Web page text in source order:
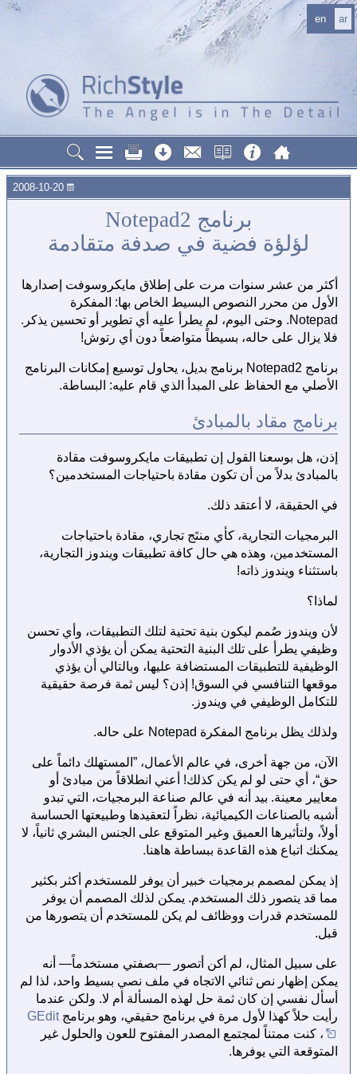
en ar
2008-10-20
برنامج Notepad2
لؤلؤة فضية في صدفة متقادمة
أكثر من عشر سنوات مرت على إطلاق مايكروسوفت إصدارها
الأول من محرر النصوص البسيط الخاص بها: المفكرة
Notepad. وحتى اليوم، لم يطرأ عليه أي تطوير أو تحسين يذكر.
فلا يزال على حاله، بسيطاً متواضعاً دون أي رتوش!
برنامج Notepad2 برنامج بديل، يحاول توسيع إمكانات البرنامج
الأصلي مع الحفاظ على المبدأ الذي قام عليه: البساطة.
برنامج مقاد بالمبادئ
إذن، هل بوسعنا القول إن تطبيقات مايكروسوفت مقادة
بالمبادئ بدلاً من أن تكون مقادة باحتياجات المستخدمين؟
في الحقيقة، لا أعتقد ذلك.
البرمجيات التجارية، كأي منتَج تجاري، مقادة باحتياجات
المستخدمين، وهذه هي حال كافة تطبيقات ويندوز التجارية،
باستثناء ويندوز ذاته!
لماذا؟
لأن ويندوز صُمم ليكون بنية تحتية لتلك التطبيقات، وأي تحسن
وظيفي يطرأ على تلك البنية التحتية يمكن أن يؤذي الأدوار
الوظيفية للتطبيقات المستضافة عليها، وبالتالي أن يؤذي
موقعها التنافسي في السوق! إذن؟ ليس ثمة فرصة حقيقية
للتكامل الوظيفي في ويندوز.
ولذلك يظل برنامج المفكرة Notepad على حاله.
الآن، من جهة أخرى، في عالم الأعمال، ”المستهلك دائماً على
حق“، أي حتى لو لم يكن كذلك! أعني انطلاقاً من مبادئ أو
معايير معينة. بيد أنه في عالم صناعة البرمجيات، التي تبدو
أشبه بالصناعات الكيميائية، نظراً لتعقيدها وطبيعتها الحساسة
أولاً، ولتأثيرها العميق وغير المتوقع على الجنس البشري ثانياً، لا
يمكنك اتباع هذه القاعدة ببساطة هاهنا.
إذ يمكن لمصمم برمجيات خبير أن يوفر للمستخدم أكثر بكثير
مما قد يتصور ذلك المستخدم. يمكن لذلك المصمم أن يوفر
للمستخدم قدرات ووظائف لم يكن للمستخدم أن يتصورها من
قبل.
على سبيل المثال، لم أكن أتصور —بصفتي مستخدماً— أنه
يمكن إظهار نص ثنائي الاتجاه في ملف نصي بسيط واحد، لذا لم
أسأل نفسي إن كان ثمة حل لهذه المسألة أم لا. ولكن عندما
رأيت حلاً كهذا لأول مرة في برنامج حقيقي، وهو برنامجGEdit
، كنت ممتناً لمجتمع المصدر المفتوح للعون والحلول غير
المتوقعة التي يوفرها.